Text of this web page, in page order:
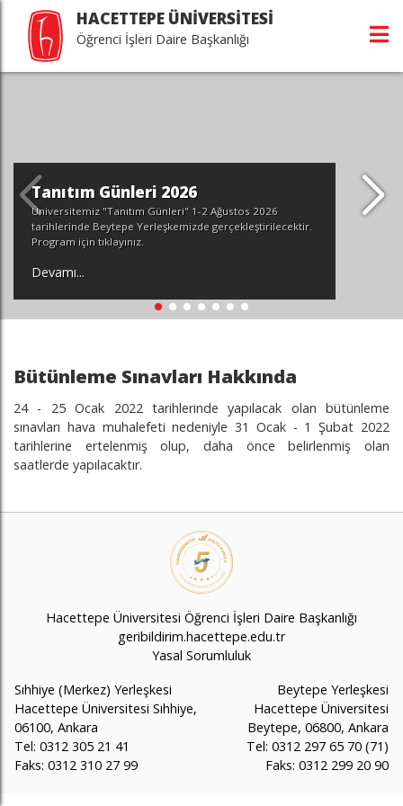
HACETTEPE ÜNİVERSİTESİ
Öğrenci İşleri Daire Başkanlığı
Tanıtım Günleri 2026
Üniversitemiz "Tanıtım Günleri" 1-2 Ağustos 2026
tarihlerinde Beytepe Yerleşkemizde gerçekleştirilecektir.
Program için tıklayınız.
Devamı...
Bütünleme Sınavları Hakkında
24 - 25 Ocak 2022 tarihlerinde yapılacak olan bütünleme
sınavları hava muhalefeti nedeniyle 31 Ocak - 1 Şubat 2022
tarihlerine ertelenmiş olup, daha önce belirlenmiş olan
saatlerde yapılacaktır.
Hacettepe Üniversitesi Öğrenci İşleri Daire Başkanlığı
geribildirim.hacettepe.edu.tr
Yasal Sorumluluk
Sıhhiye (Merkez) Yerleşkesi
Hacettepe Üniversitesi Sıhhiye,
06100, Ankara
Tel: 0312 305 21 41
Faks: 0312 310 27 99
Beytepe Yerleşkesi
Hacettepe Üniversitesi
Beytepe, 06800, Ankara
Tel: 0312 297 65 70 (71)
Faks: 0312 299 20 90